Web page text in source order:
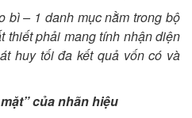
bì – 1 danh mục nằm trong bộ
thiết phải mang tính nhận diện
huy tối đa kết quả vốn có và
của nhãn hiệu